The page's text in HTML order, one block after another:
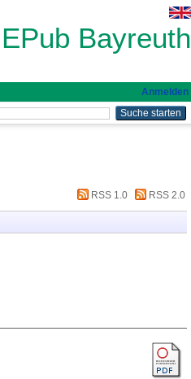
EPub Bayreuth
Anmelden
RSS 1.0 RSS 2.0